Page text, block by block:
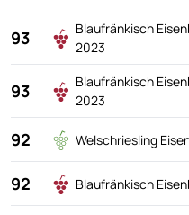
93
Blaufränkisch
2023
93
Blaufränkisch
2023
92 Welschriesling
92 Blaufränkisch